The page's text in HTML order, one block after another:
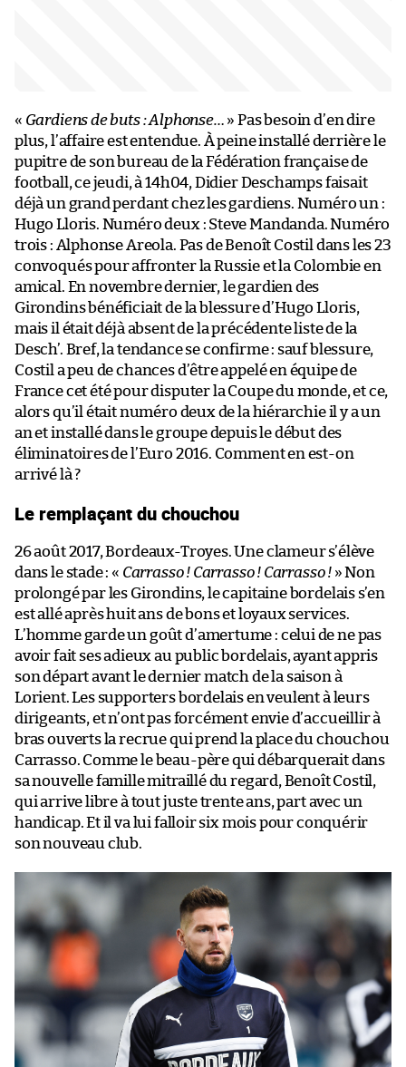
« Gardiens de buts : Alphonse… » Pas besoin d’en dire
plus, l’affaire est entendue. À peine installé derrière le
pupitre de son bureau de la Fédération française de
football, ce jeudi, à 14h04, Didier Deschamps faisait
déjà un grand perdant chez les gardiens. Numéro un :
Hugo Lloris. Numéro deux : Steve Mandanda. Numéro
trois : Alphonse Areola. Pas de Benoît Costil dans les 23
convoqués pour affronter la Russie et la Colombie en
amical. En novembre dernier, le gardien des
Girondins bénéficiait de la blessure d’Hugo Lloris,
mais il était déjà absent de la précédente liste de la
Desch’. Bref, la tendance se confirme : sauf blessure,
Costil a peu de chances d’être appelé en équipe de
France cet été pour disputer la Coupe du monde, et ce,
alors qu’il était numéro deux de la hiérarchie il y a un
an et installé dans le groupe depuis le début des
éliminatoires de l’Euro 2016. Comment en est-on
arrivé là ?
Le remplaçant du chouchou
26 août 2017, Bordeaux-Troyes. Une clameur s’élève
dans le stade : « Carrasso ! Carrasso ! Carrasso ! » Non
prolongé par les Girondins, le capitaine bordelais s’en
est allé après huit ans de bons et loyaux services.
L’homme garde un goût d’amertume : celui de ne pas
avoir fait ses adieux au public bordelais, ayant appris
son départ avant le dernier match de la saison à
Lorient. Les supporters bordelais en veulent à leurs
dirigeants, et n’ont pas forcément envie d’accueillir à
bras ouverts la recrue qui prend la place du chouchou
Carrasso. Comme le beau-père qui débarquerait dans
sa nouvelle famille mitraillé du regard, Benoît Costil,
qui arrive libre à tout juste trente ans, part avec un
handicap. Et il va lui falloir six mois pour conquérir
son nouveau club.